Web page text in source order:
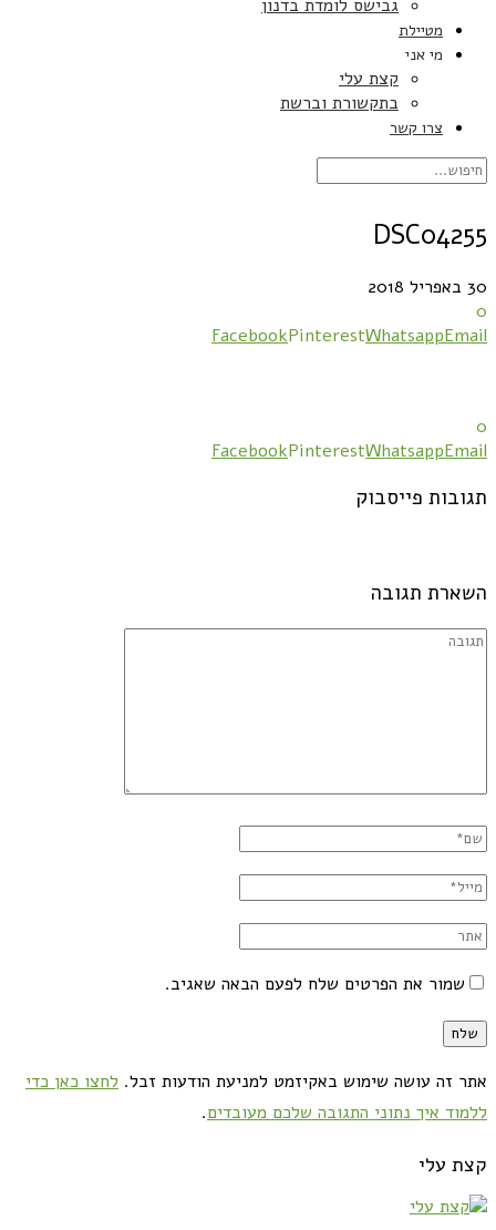
גבישס לומדת בדנון
מטיילת
מי אני
קצת עלי
בתקשורת וברשת
צרו קשר
DSC04255
30 באפריל 2018
0
FacebookPinterestWhatsappEmail
0
FacebookPinterestWhatsappEmail
תגובות פייסבוק
השארת תגובה
שמור את הפרטים שלח לפעם הבאה שאגיב.
אתר זה עושה שימוש באקיזמט למניעת הודעות זבל. לחצו כאן כדי
ללמוד איך נתוני התגובה שלכם מעובדים.
קצת עלי